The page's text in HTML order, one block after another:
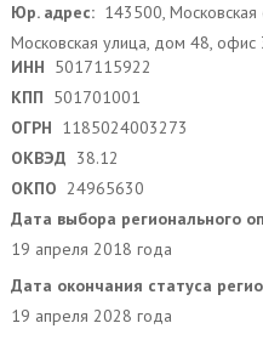
Юр. адрес: 143500, Московская
Московская улица, дом 48, офис
ИНН 5017115922
КПП 501701001
ОГРН 1185024003273
ОКВЭД 38.12
ОКПО 24965630
Дата выбора регионального
19 апреля 2018 года
Дата окончания статуса
19 апреля 2028 года